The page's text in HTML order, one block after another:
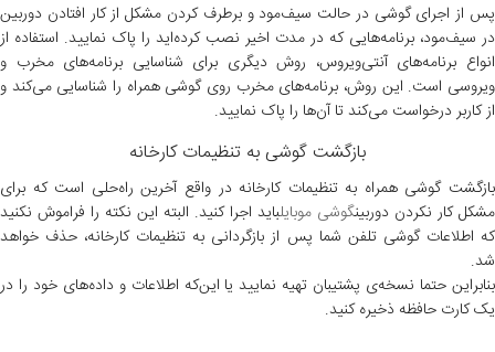
پس از اجرای گوشی در حالت سیف‌مود و برطرف کردن مشکل از کار افتادن دوربین
در سیف‌مود، برنامه‌هایی که در مدت اخیر نصب کرده‌اید را پاک نمایید. استفاده از
انواع برنامه‌های آنتی‌ویروس، روش دیگری برای شناسایی برنامه‌های مخرب و
ویروسی است. این روش، برنامه‌های مخرب روی گوشی همراه را شناسایی می‌کند و
از کاربر درخواست می‌کند تا آن‌ها را پاک نمایید.
بازگشت گوشی به تنظیمات کارخانه
بازگشت گوشی همراه به تنظیمات کارخانه در واقع آخرین راه‌حلی است که برای
مشکل کار نکردن دوربینگوشی موبایلباید اجرا کنید. البته این نکته را فراموش نکنید
که اطلاعات گوشی تلفن شما پس از بازگردانی به تنظیمات کارخانه، حذف خواهد
شد.
بنابراین حتما نسخه‌ی پشتیبان تهیه نمایید یا این‌که اطلاعات و داده‌های خود را در
یک کارت حافظه ذخیره کنید.